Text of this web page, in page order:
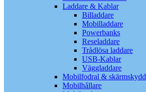
Laddare & Kablar
Billaddare
Mobilladdare
Powerbanks
Reseladdare
Trådlösa laddare
USB-Kablar
Väggladdare
Mobilfodral & skärmskydd
Mobilhållare